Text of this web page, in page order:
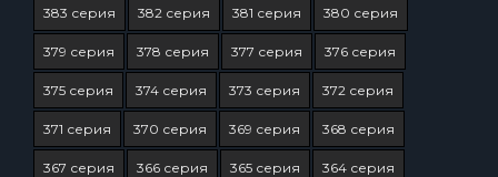
383 серия 382 серия 381 серия 380 серия
379 серия 378 серия 377 серия 376 серия
375 серия 374 серия 373 серия 372 серия
371 серия 370 серия 369 серия 368 серия
367 серия 366 серия 365 серия 364 серия